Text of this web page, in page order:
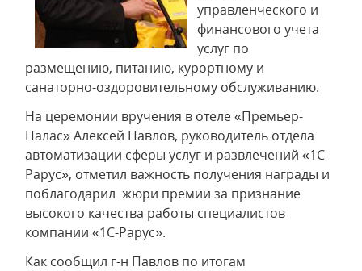
управленческого и
финансового учета
услуг по
размещению, питанию, курортному и
санаторно-оздоровительному обслуживанию.
На церемонии вручения в отеле «Премьер-
Палас» Алексей Павлов, руководитель отдела
автоматизации сферы услуг и развлечений «1С-
Рарус», отметил важность получения награды и
поблагодарил жюри премии за признание
высокого качества работы специалистов
компании «1С-Рарус».
Как сообщил г-н Павлов по итогам